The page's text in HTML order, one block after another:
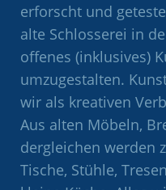
erforscht und
alte Schlosserei in
offenes (inklusives)
umzugestalten.
wir als kreativen
Aus alten Möbeln,
dergleichen werden
Tische, Stühle,